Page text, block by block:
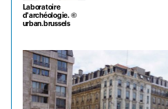
Laboratoire
d'archéologie. ©
urban.brussels